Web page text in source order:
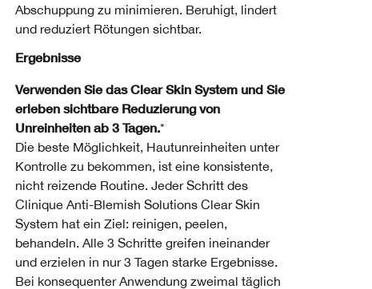
Abschuppung zu minimieren. Beruhigt, lindert
und reduziert Rötungen sichtbar.
Ergebnisse
Verwenden Sie das Clear Skin System und Sie
erleben sichtbare Reduzierung von
Unreinheiten ab 3 Tagen.*
Die beste Möglichkeit, Hautunreinheiten unter
Kontrolle zu bekommen, ist eine konsistente,
nicht reizende Routine. Jeder Schritt des
Clinique Anti-Blemish Solutions Clear Skin
System hat ein Ziel: reinigen, peelen,
behandeln. Alle 3 Schritte greifen ineinander
und erzielen in nur 3 Tagen starke Ergebnisse.
Bei konsequenter Anwendung zweimal täglich